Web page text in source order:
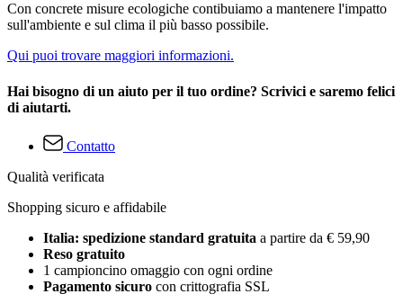
Con concrete misure ecologiche contibuiamo a mantenere l'impatto
sull'ambiente e sul clima il più basso possibile.
Qui puoi trovare maggiori informazioni.
Hai bisogno di un aiuto per il tuo ordine? Scrivici e saremo felici
di aiutarti.
Contatto
Qualità verificata
Shopping sicuro e affidabile
Italia: spedizione standard gratuita a partire da € 59,90
Reso gratuito
1 campioncino omaggio con ogni ordine
Pagamento sicuro con crittografia SSL